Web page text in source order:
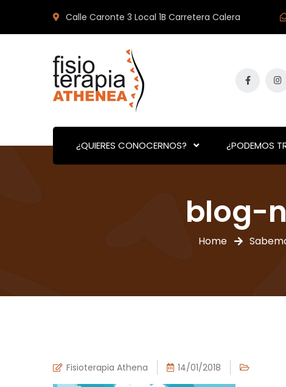
Calle Caronte 3 Local 1B Carretera Calera
¿QUIERES CONOCERNOS? ¿PODEMOS
blog-
Home
Fisioterapia Athena 14/01/2018